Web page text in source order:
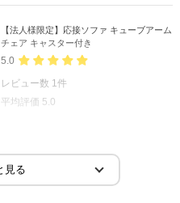
【法人様限定】応接ソファ キューブアーム
チェア キャスター付き
5.0
レビュー数 1件
平均評価 5.0